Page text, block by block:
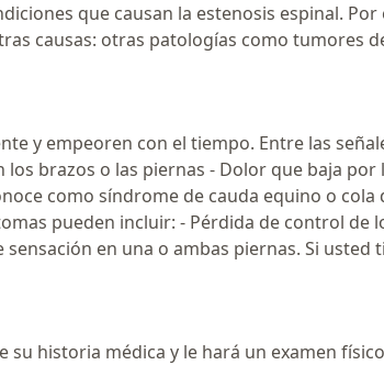
que causan la estenosis espinal.
causas: otras patologías como tumores
y empeoren con el tiempo. Entre las
brazos o las piernas - Dolor que baja por
como síndrome de cauda equino o cola
pueden incluir: - Pérdida de control de
en una o ambas piernas. Si usted
historia médica y le hará un examen